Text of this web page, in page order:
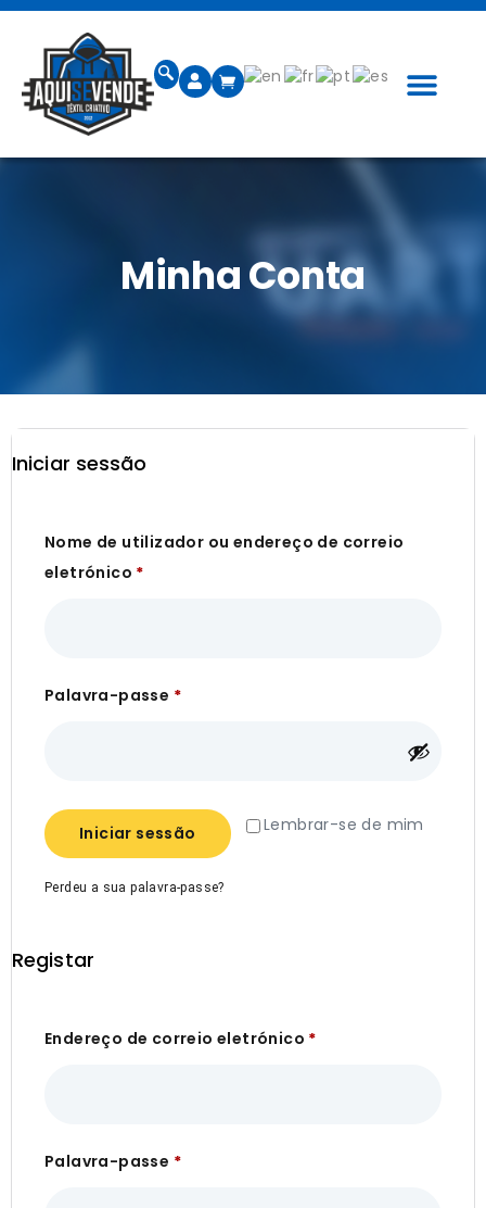
Minha Conta
Iniciar sessão
Nome de utilizador ou endereço de correio
eletrónico *
Palavra-passe *
Lembrar-se de mim
Iniciar sessão
Perdeu a sua palavra-passe?
Registar
Endereço de correio eletrónico *
Palavra-passe *